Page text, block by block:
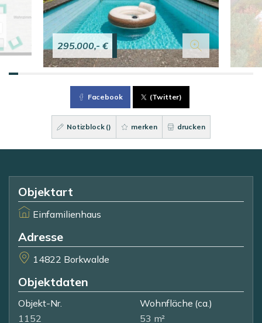
295.000,- €
Facebook (Twitter)
Notizblock () merken drucken
Objektart
Einfamilienhaus
Adresse
14822 Borkwalde
Objektdaten
Objekt-Nr.
1152
Wohnfläche (ca.)
53 m²